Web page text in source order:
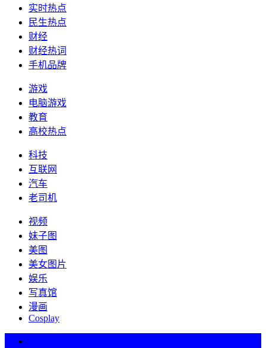
实时热点
民生热点
财经
财经热词
手机品牌
游戏
电脑游戏
教育
高校热点
科技
互联网
汽车
老司机
视频
妹子图
美图
美女图片
娱乐
写真馆
漫画
Cosplay